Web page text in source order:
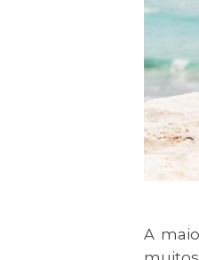
A